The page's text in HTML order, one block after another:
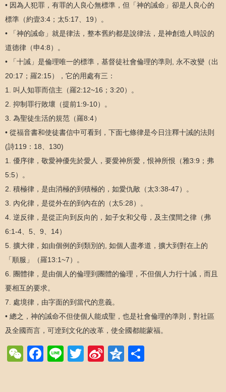
• 因為人犯罪，有罪的人良心無標準，但「神的誡命」卻是人良心的
標準（約壹3:4；太5:17、19）。
• 「神的誡命」就是律法，整本舊約都是說律法，是神創造人時設的
道德律（申4:8）。
• 「十誡」是倫理唯一的標準，基督徒社會倫理的準則, 永不改變（出
20:17；羅2:15），它的用處有三：
1. 叫人知罪而信主（羅2:12~16；3:20）。
2. 抑制罪行敗壞（提前1:9-10）。
3. 為聖徒生活的規范（羅8:4）
• 從福音書和使徒書信中可看到，下面七條律是今日注釋十誡的法則
(詩119：18、130)
1. 優序律，敬愛神優先於愛人，要愛神所愛，恨神所恨（雅3:9；弗
5:5）。
2. 積極律，是由消極的到積極的，如愛仇敵（太3:38-47）。
3. 內化律，是從外在的到內在的（太5:28）。
4. 逆反律，是從正向到反向的，如子女和父母，及主僕間之律（弗
6:1-4、5、9、14）
5. 擴大律，如由個例的到類別的, 如個人盡孝道，擴大到對在上的
「順服」（羅13:1~7）。
6. 團體律，是由個人的倫理到團體的倫理，不但個人力行十誡，而且
要相互的要求。
7. 處境律，由字面的到當代的意義。
• 總之，神的誡命不但使個人能成聖，也是社會倫理的準則，對社區
及全國而言，可逹到文化的改革，使全國都能蒙福。
WeChat
Facebook
LineTwitter
SinaQzone